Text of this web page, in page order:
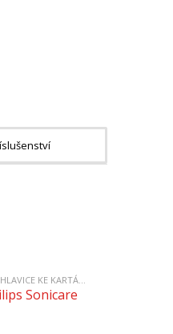
CERTIFIKOVANÉ NÁHRADNÍ HLAVICE KE KARTÁČKŮM PHILIPS
Sonicare